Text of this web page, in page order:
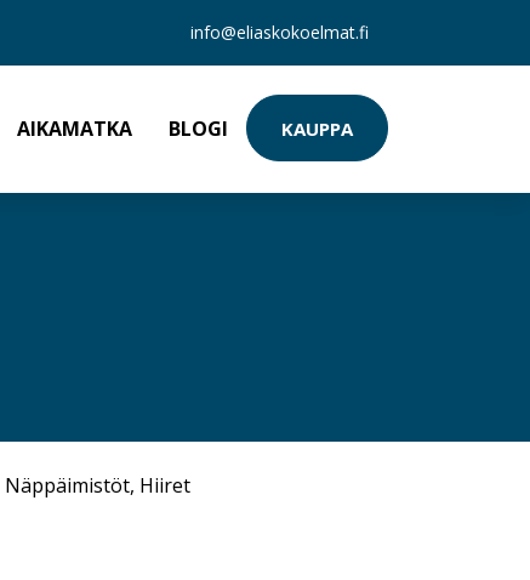
info@eliaskokoelmat.fi
AIKAMATKA BLOGI KAUPPA
Näppäimistöt, Hiiret